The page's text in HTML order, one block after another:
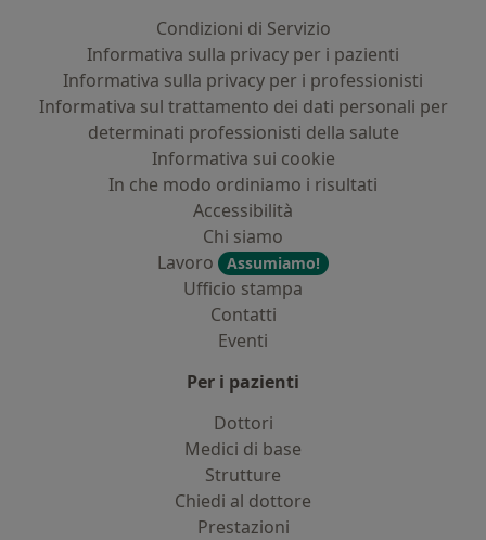
Condizioni di Servizio
Informativa sulla privacy per i pazienti
Informativa sulla privacy per i professionisti
Informativa sul trattamento dei dati personali per
determinati professionisti della salute
Informativa sui cookie
In che modo ordiniamo i risultati
Accessibilità
Chi siamo
Lavoro
Assumiamo!
Ufficio stampa
Contatti
Eventi
Per i pazienti
Dottori
Medici di base
Strutture
Chiedi al dottore
Prestazioni